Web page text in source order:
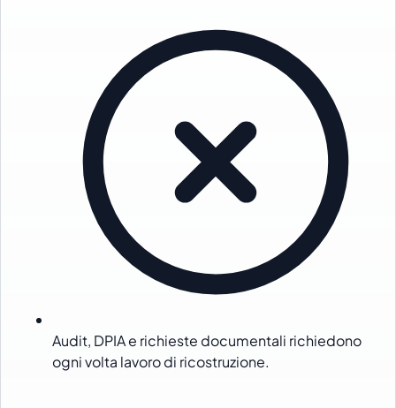
Audit, DPIA e richieste documentali richiedono
ogni volta lavoro di ricostruzione.